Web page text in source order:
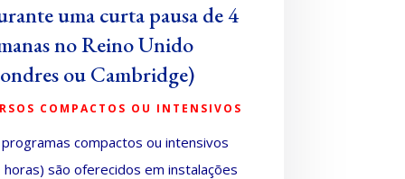
uma curta pausa de 4
no Reino Unido
ou Cambridge)
COMPACTOS OU INTENSIVOS
compactos ou intensivos
horas) são oferecidos em instalações